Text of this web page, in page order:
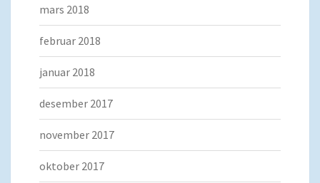
mars 2018
februar 2018
januar 2018
desember 2017
november 2017
oktober 2017